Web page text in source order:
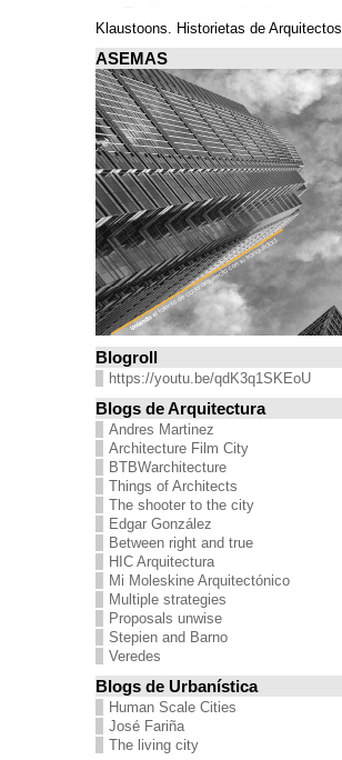
Klaustoons. Historietas de Arquitectos
ASEMAS
Blogroll
https://youtu.be/qdK3q1SKEoU
Blogs de Arquitectura
Andres Martinez
Architecture Film City
BTBWarchitecture
Things of Architects
The shooter to the city
Edgar González
Between right and true
HIC Arquitectura
Mi Moleskine Arquitectónico
Multiple strategies
Proposals unwise
Stepien and Barno
Veredes
Blogs de Urbanística
Human Scale Cities
José Fariña
The living city